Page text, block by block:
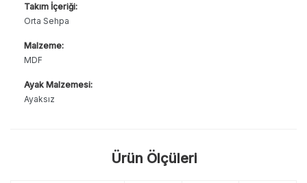
Takım İçeriği:
Orta Sehpa
Malzeme:
MDF
Ayak Malzemesi:
Ayaksız
Ürün Ölçüleri